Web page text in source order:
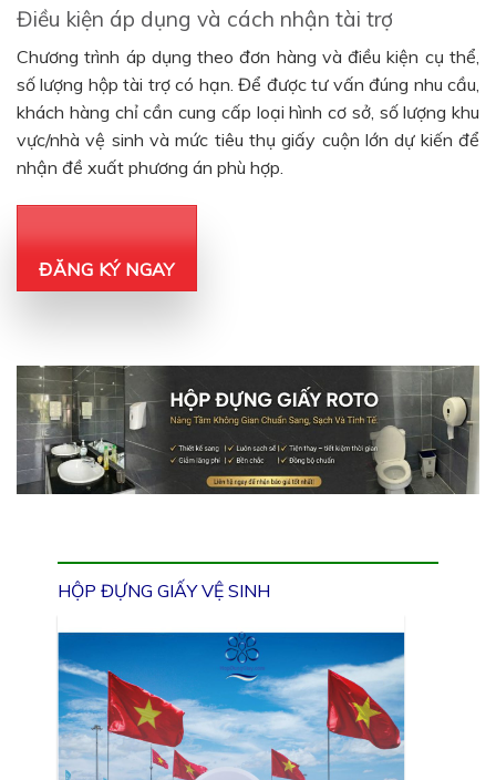
Điều kiện áp dụng và cách nhận tài trợ
Chương trình áp dụng theo đơn hàng và điều kiện cụ thể,
số lượng hộp tài trợ có hạn. Để được tư vấn đúng nhu cầu,
khách hàng chỉ cần cung cấp loại hình cơ sở, số lượng khu
vực/nhà vệ sinh và mức tiêu thụ giấy cuộn lớn dự kiến để
nhận đề xuất phương án phù hợp.
ĐĂNG KÝ NGAY
HỘP ĐỰNG GIẤY VỆ SINH